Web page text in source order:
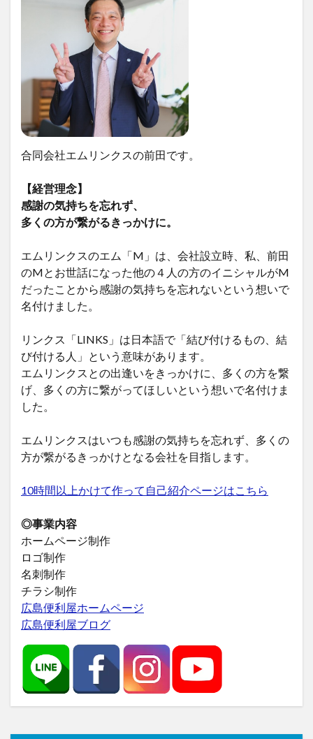
合同会社エムリンクスの前田です。
【経営理念】
感謝の気持ちを忘れず、
多くの方が繋がるきっかけに。
エムリンクスのエム「M」は、会社設立時、私、前田
のMとお世話になった他の４人の方のイニシャルがM
だったことから感謝の気持ちを忘れないという想いで
名付けました。
リンクス「LINKS」は日本語で「結び付けるもの、結
び付ける人」という意味があります。
エムリンクスとの出逢いをきっかけに、多くの方を繋
げ、多くの方に繋がってほしいという想いで名付けま
した。
エムリンクスはいつも感謝の気持ちを忘れず、多くの
方が繋がるきっかけとなる会社を目指します。
10時間以上かけて作って自己紹介ページはこちら
◎事業内容
ホームページ制作
ロゴ制作
名刺制作
チラシ制作
広島便利屋ホームページ
広島便利屋ブログ